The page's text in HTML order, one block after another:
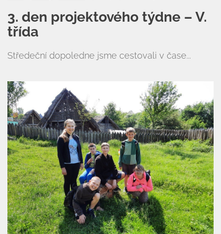
3. den projektového týdne – V.
třída
Středeční dopoledne jsme cestovali v čase...